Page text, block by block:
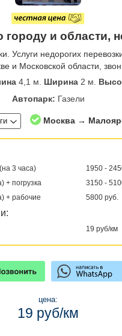
городу и области,
Услуги недорогих
и Московской области,
4,1 м. Ширина 2 м.
Автопарк: Газели
Москва →
3 часа)
1950 -
+ погрузка
3150 -
+ рабочие
5800 руб.
19 руб/км
цена:
19 руб/км